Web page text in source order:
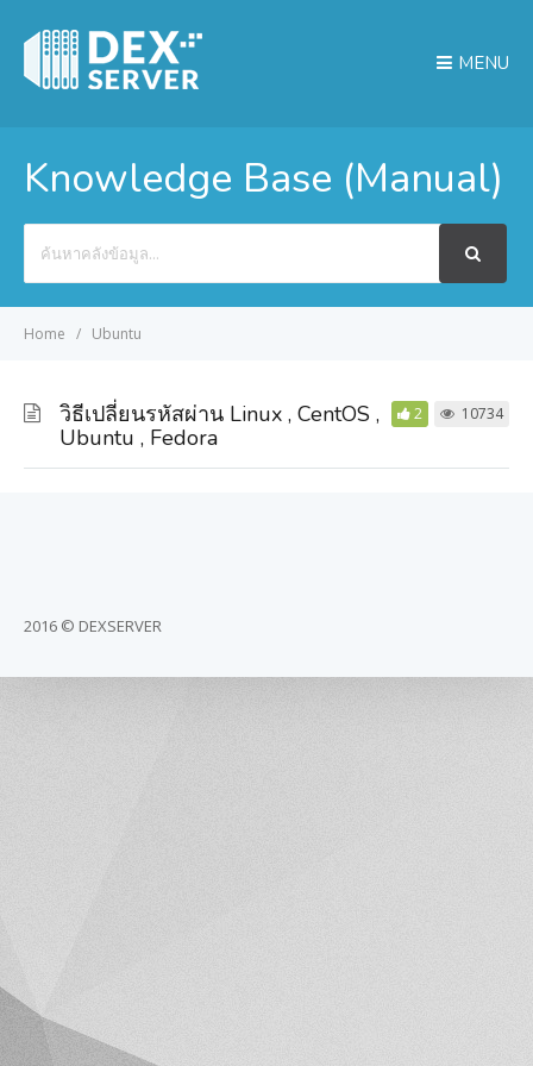
MENU
Knowledge Base (Manual)
For
Home Ubuntu
วิธีเปลี่ยนรหัสผ่าน Linux , CentOS ,
Ubuntu , Fedora
2 10734
2016 © DEXSERVER